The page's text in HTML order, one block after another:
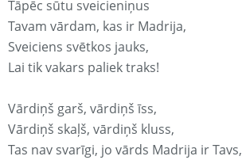
Tāpēc sūtu sveicieniņus
Tavam vārdam, kas ir Madrija,
Sveiciens svētkos jauks,
Lai tik vakars paliek traks!
Vārdiņš garš, vārdiņš īss,
Vārdiņš skaļš, vārdiņš kluss,
Tas nav svarīgi, jo vārds Madrija ir Tavs,